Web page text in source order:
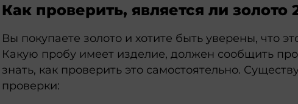
Как проверить, является ли золото
Вы покупаете золото и хотите быть уверены, что
Какую пробу имеет изделие, должен сообщить
знать, как проверить это самостоятельно.
проверки: